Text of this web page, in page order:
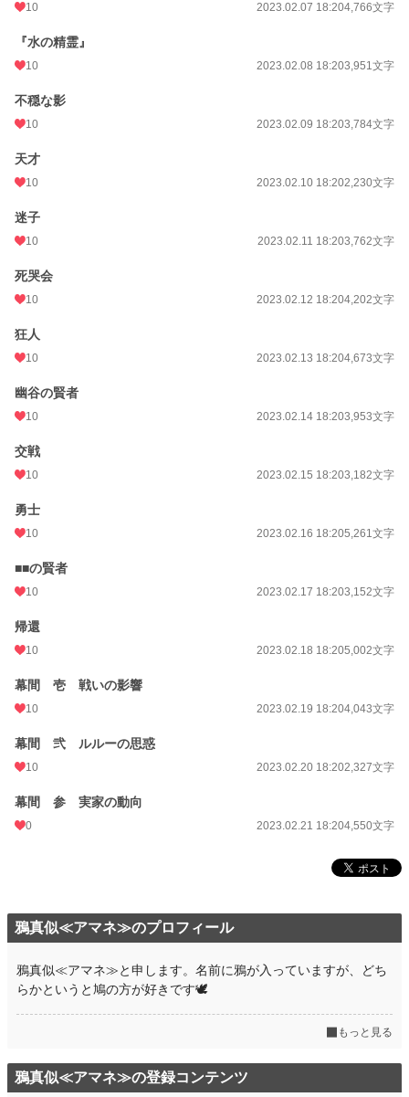
お気に入り
24h.ポイント 0 pt
更新日時
年間ポイント
累計ポイント
10 2023.02.07 18:204,766文字
『水の精霊』
10 2023.02.08 18:203,951文字
不穏な影
10 2023.02.09 18:203,784文字
天才
10 2023.02.10 18:202,230文字
迷子
10 2023.02.11 18:203,762文字
死哭会
10 2023.02.12 18:204,202文字
狂人
10 2023.02.13 18:204,673文字
幽谷の賢者
10 2023.02.14 18:203,953文字
交戦
10 2023.02.15 18:203,182文字
勇士
10 2023.02.16 18:205,261文字
■■の賢者
10 2023.02.17 18:203,152文字
帰還
10 2023.02.18 18:205,002文字
幕間 壱 戦いの影響
10 2023.02.19 18:204,043文字
幕間 弐 ルルーの思惑
10 2023.02.20 18:202,327文字
幕間 参 実家の動向
0 2023.02.21 18:204,550文字
鴉真似≪アマネ≫のプロフィール
鴉真似≪アマネ≫と申します。名前に鴉が入っていますが、どち
らかというと鳩の方が好きです🕊
もっと見る
鴉真似≪アマネ≫の登録コンテンツ